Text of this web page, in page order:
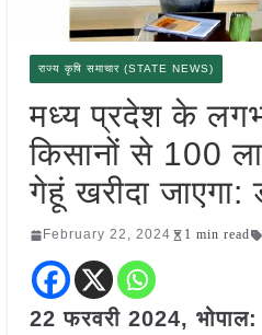
राज्य कृषि समाचार (STATE NEWS)
मध्य प्रदेश के
किसानों से 100
गेहूं खरीदा जाएगा:
February 22, 2024 1 min read
22 फरवरी 2024, भोपाल: